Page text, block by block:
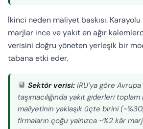
İkinci neden maliyet baskısı. Karayolu
marjlar ince ve yakıt en ağır
verisini doğru yöneten yerleşik bir
tabana etki eder.
Sektör verisi: IRU’ya göre
taşımacılığında yakıt giderleri
maliyetinin yaklaşık üçte birini
firmaların çoğu yalnızca ~%2 kâr